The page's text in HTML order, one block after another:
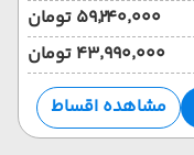
۵۹٬۲۴۰٬۰۰۰ تومان
۴۳٬۹۹۰٬۰۰۰ تومان
مشاهده اقساط